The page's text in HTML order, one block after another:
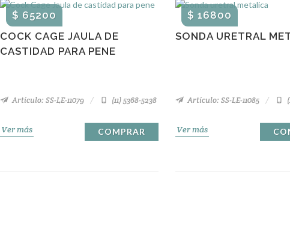
COCK CAGE JAULA DE
CASTIDAD PARA PENE
$ 65200
Artículo: SS-LE-11079 (11) 5368-5238
Ver más COMPRAR
SONDA URETRAL
$ 16800
Artículo: SS-LE-11085
Ver más